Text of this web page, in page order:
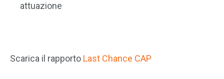
attuazione
Scarica il rapporto Last Chance CAP